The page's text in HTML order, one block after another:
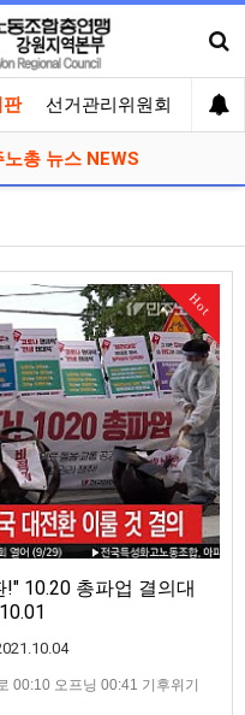
판 선거관리위원회
노총 뉴스 NEWS
Hot
10.20 총파업 결의대
00:10 오프닝 00:41 기후위기